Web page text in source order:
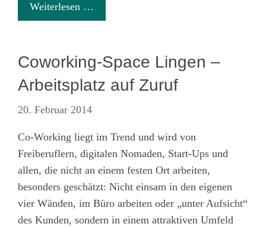
Weiterlesen …
Coworking-Space Lingen –
Arbeitsplatz auf Zuruf
20. Februar 2014
Co-Working liegt im Trend und wird von
Freiberuflern, digitalen Nomaden, Start-Ups und
allen, die nicht an einem festen Ort arbeiten,
besonders geschätzt: Nicht einsam in den eigenen
vier Wänden, im Büro arbeiten oder „unter Aufsicht“
des Kunden, sondern in einem attraktiven Umfeld